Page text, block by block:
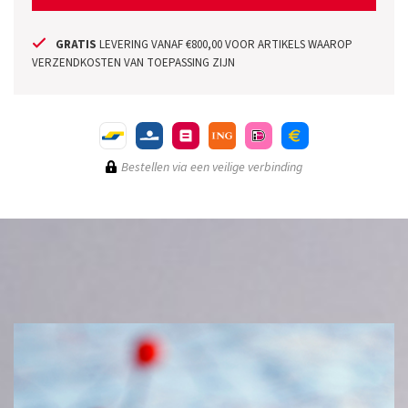
GRATIS LEVERING VANAF €800,00 VOOR ARTIKELS WAAROP
VERZENDKOSTEN VAN TOEPASSING ZIJN
Bestellen via een veilige verbinding